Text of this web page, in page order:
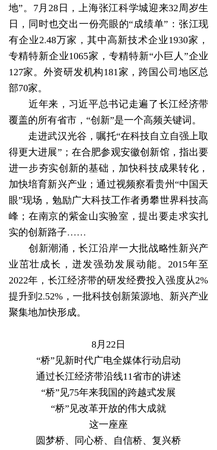
地”。7月28日，上海张江科学城迎来32周岁生
日，同时也交出一份亮眼的“成绩单”：张江现
有企业2.48万家，其中高新技术企业1930家，
专精特新企业1065家，专精特新“小巨人”企业
127家。外资研发机构181家，跨国公司地区总
部70家。
近年来，习近平总书记走遍了长江经济带
覆盖的所有省市，“创新”是一个高频关键词。
走进武汉光谷，嘱托“在科技自立自强上取
得更大进展”；在合肥参观安徽创新馆，指出要
进一步夯实创新的基础，加快科技成果转化，
加快培育新兴产业；通过视频察看贵州“中国天
眼”现场，勉励广大科技工作者勇攀世界科技高
峰；在南京的紫金山实验室，提出要走求实扎
实的创新路子……
创新潮涌，长江沿岸一大批战略性新兴产
业茁壮成长，迸发强劲发展动能。2015年至
2022年，长江经济带的研发经费投入强度从2%
提升到2.52%，一批科技创新策源地、新兴产业
聚集地加快形成。
8月22日
“桥”见新时代广电全媒体行动启动
通过长江经济带沿线11省市的讲述
“桥”见75年来我国的跨越式发展
“桥”见改革开放的伟大成就
这一座座
圆梦桥、同心桥、自信桥、复兴桥